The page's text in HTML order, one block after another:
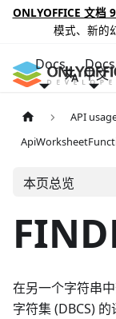
ONLYOFFICE 文档
模式、新的
Docs
中文
API
本页总览
在另一个字符串
字符集 (DBCS)